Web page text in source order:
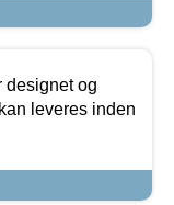
designet og
leveres inden